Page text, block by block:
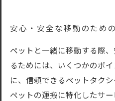
安心・安全な移動のため
ペットと一緒に移動する際
るためには、いくつかのポ
に、信頼できるペットタクシ
ペットの運搬に特化したサ